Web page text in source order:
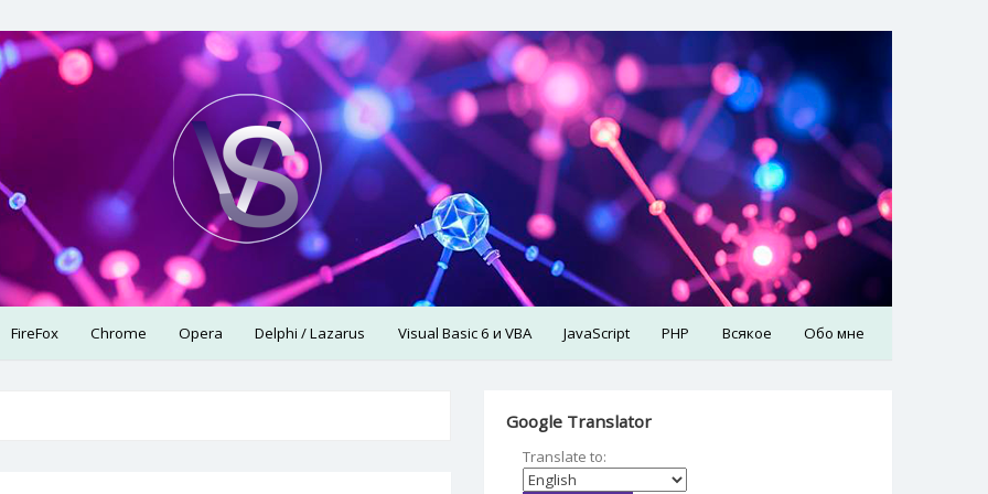
FireFox Chrome Opera Delphi / Lazarus Visual Basic 6 и VBA JavaScript PHP Всякое Обо мне
Google Translator
Translate to: